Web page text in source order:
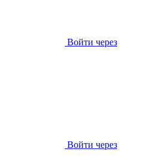
Войти через
Войти через